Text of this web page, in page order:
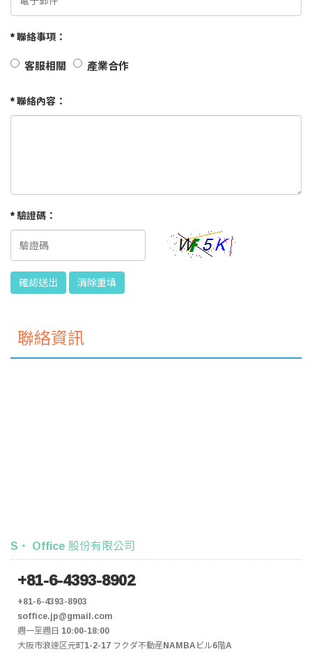
* 聯絡事項：
客服相關 產業合作
* 聯絡內容：
* 驗證碼：
聯絡資訊
S・ Office 股份有限公司
+81-6-4393-8902
+81-6-4393-8903
soffice.jp@gmail.com
週一至週日 10:00-18:00
大阪市浪速区元町1-2-17 フクダ不動産NAMBAビル6階A